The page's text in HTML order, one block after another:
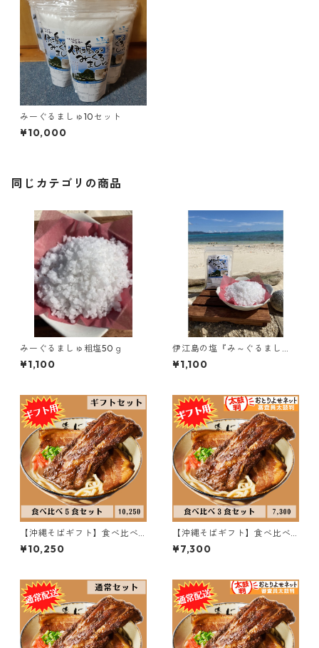
みーぐるましゅ10セット
¥10,000
同じカテゴリの商品
みーぐるましゅ粗塩50ｇ
¥1,100
伊江島の塩『み～ぐるまし
ゅ』
¥1,100
【沖縄そばギフト】食べ比べ
「５食」セット♪
¥10,250
【沖縄そばギフト】食べ比べ
「３食」セット♪
¥7,300